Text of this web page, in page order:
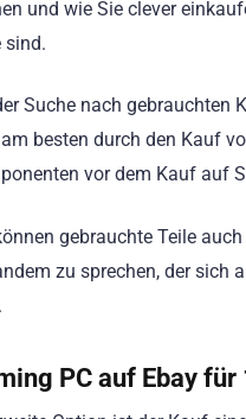
und wie Sie clever
sind.
Suche nach
besten durch den Kauf
vor dem Kauf auf
gebrauchte Teile
zu sprechen, der sich
PC auf Ebay für